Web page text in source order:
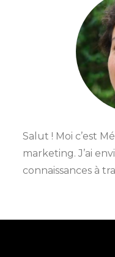
Salut ! Moi c’est
marketing. J’ai
connaissances à